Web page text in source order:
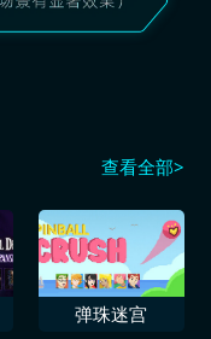
查看全部>
弹珠迷宫